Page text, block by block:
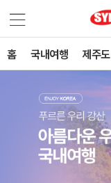
홈 국내여행 제주도